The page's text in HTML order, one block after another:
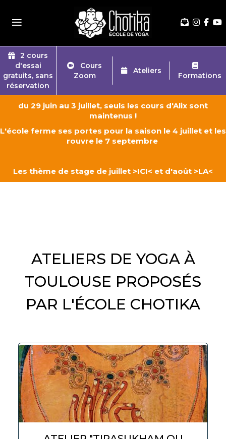
≡
2 cours
d'essai
gratuits, sans
réservation
Cours
Zoom
Ateliers
Formations
du 29 juin au 3 juillet, seuls les cours d'Alix sont
maintenus !
L'école ferme ses portes pour la saison le 4 juillet et les
rouvre le 7 septembre
Les thème de stage de juillet >ICI< et d'août >LA<
ATELIERS DE YOGA À
TOULOUSE PROPOSÉS
PAR L'ÉCOLE CHOTIKA